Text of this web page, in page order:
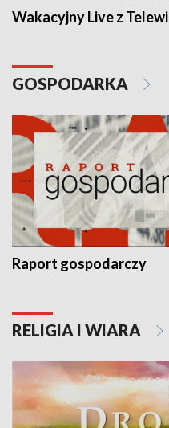
Wakacyjny Live z
GOSPODARKA
Raport gospodarczy
RELIGIA I WIARA